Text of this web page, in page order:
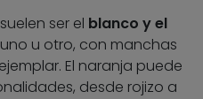
suelen ser el blanco y el
u otro, con manchas
El naranja puede
desde rojizo a